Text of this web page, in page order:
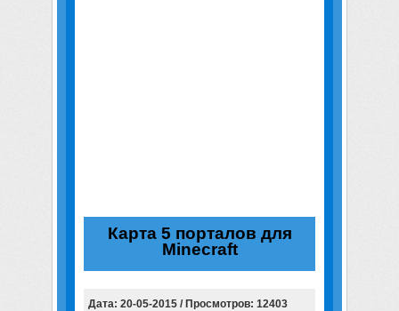
Карта 5 порталов для
Minecraft
Дата: 20-05-2015 / Просмотров: 12403